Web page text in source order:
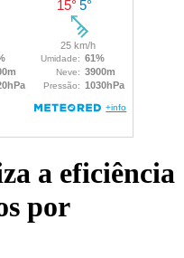
a eficiência
por